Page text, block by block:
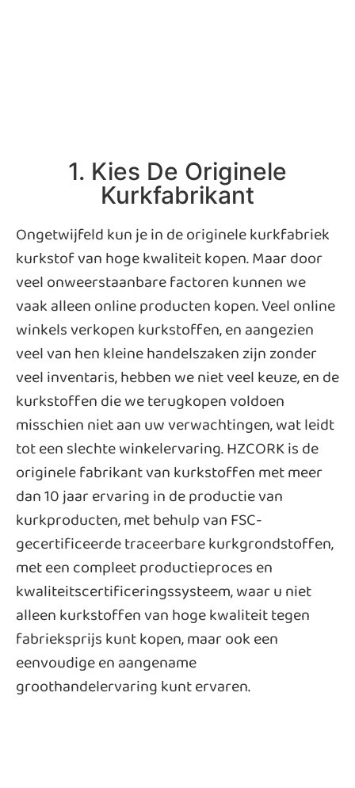
1. Kies De Originele
Kurkfabrikant
Ongetwijfeld kun je in de originele kurkfabriek
kurkstof van hoge kwaliteit kopen. Maar door
veel onweerstaanbare factoren kunnen we
vaak alleen online producten kopen. Veel online
winkels verkopen kurkstoffen, en aangezien
veel van hen kleine handelszaken zijn zonder
veel inventaris, hebben we niet veel keuze, en de
kurkstoffen die we terugkopen voldoen
misschien niet aan uw verwachtingen, wat leidt
tot een slechte winkelervaring. HZCORK is de
originele fabrikant van kurkstoffen met meer
dan 10 jaar ervaring in de productie van
kurkproducten, met behulp van FSC-
gecertificeerde traceerbare kurkgrondstoffen,
met een compleet productieproces en
kwaliteitscertificeringssysteem, waar u niet
alleen kurkstoffen van hoge kwaliteit tegen
fabrieksprijs kunt kopen, maar ook een
eenvoudige en aangename
groothandelervaring kunt ervaren.